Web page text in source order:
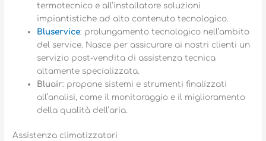
termotecnico e all’installatore soluzioni
impiantistiche ad alto contenuto tecnologico.
Bluservice: prolungamento tecnologico nell’ambito
del service. Nasce per assicurare ai nostri clienti un
servizio post-vendita di assistenza tecnica
altamente specializzata.
Bluair: propone sistemi e strumenti finalizzati
all’analisi, come il monitoraggio e il miglioramento
della qualità dell’aria.
Assistenza climatizzatori